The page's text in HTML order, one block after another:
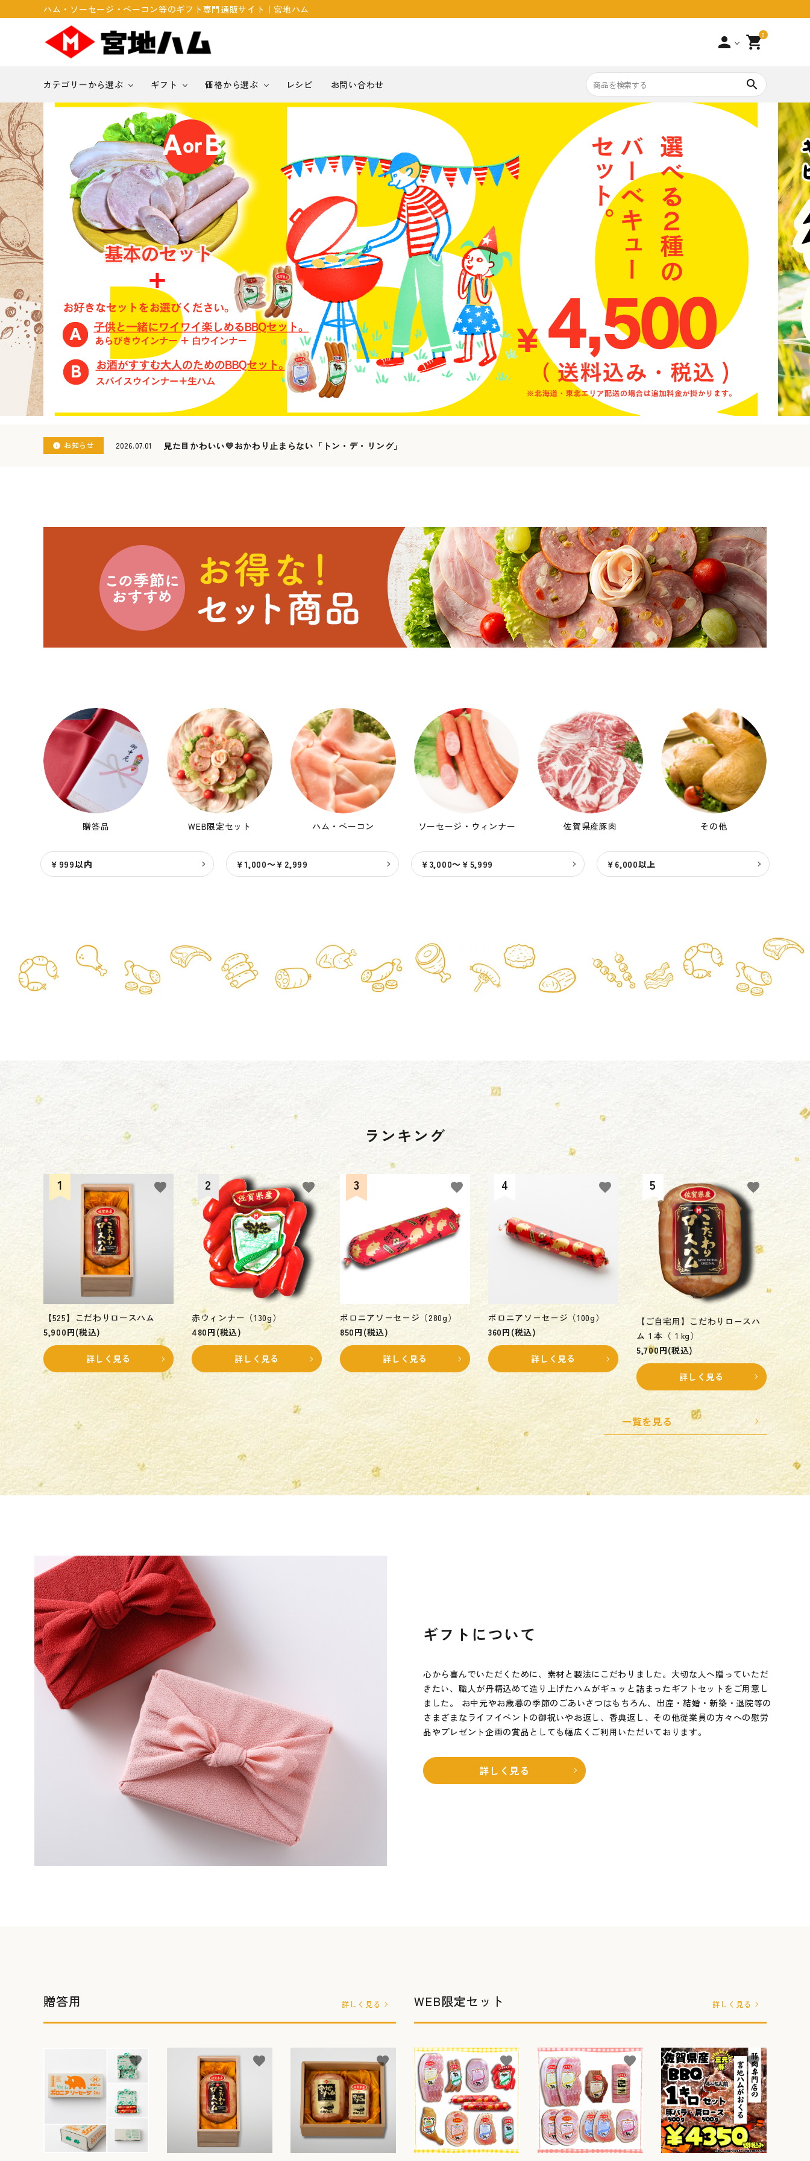
ハム・ソーセージ・ベーコン等のギフト専門通販サイト｜宮地ハム
person 0
shopping_cart
カテゴリーから選ぶ
贈答品 ハム・ベーコン
ソーセージ・ウィンナー 佐賀県産豚肉 その他
ギフト
快気祝い
お誕生日祝い お中元・お歳暮 法事・法要
価格から選ぶ
￥999以内
￥2,999
￥5,999
レシピ お問い合わせ search
search
ACCOUNT MENU
ようこそ ゲスト 様
meeting_room ログイン person 新規会員登録
カテゴリーから探す
贈答品
WEB限定セット
ハム・ベーコン
ソーセージ・ウィンナー
佐賀県産豚肉
ご利用ガイド
プライバシーポリシー
特定商取引法について
お問い合わせ
info お知らせ 2026.07.01 見た目かわいい💛おかわり止まらない「トン・デ・リング」
贈答品 WEB限定セット ハム・ベーコン ソーセージ・ ウィンナー 佐賀県産豚肉 その他
￥999以内 ￥1,000～￥2,999 ￥3,000～￥5,999 ￥6,000以上
ランキング
【525】こだわりロースハム
5,900円(税込)
詳しく見る
favorite
赤ウィンナー（130g）
480円(税込)
詳しく見る
favorite
ボロニアソ－セ－ジ（280g）
850円(税込)
詳しく見る
favorite
ボロニアソ－セ－ジ（100g）
360円(税込)
詳しく見る
favorite
【ご自宅用】こだわりロ－スハ
ム１本（１kg）
5,700円(税込)
詳しく見る
favorite
一覧を見る
ギフトについて
心から喜んでいただくために、素材と製法にこだわりました。大切な人へ贈っていただ
きたい、職人が丹精込めて造り上げたハムがギュッと詰まったギフトセットをご用意し
ました。 お中元やお歳暮の季節のごあいさつはもちろん、出産・結婚・新築・退院等の
さまざまなライフイベントの御祝いやお返し、香典返し、その他従業員の方々への慰労
品やプレゼント企画の賞品としても幅広くご利用いただいております。
詳しく見る
贈答用 詳しく見る
favorite favorite favorite
WEB限定セット 詳しく見る
favorite favorite favorite